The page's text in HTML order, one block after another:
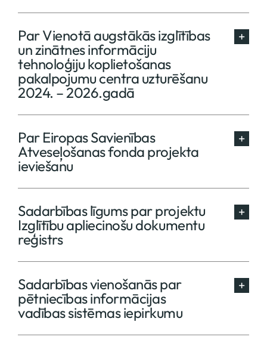
Par Vienotā augstākās izglītības
un zinātnes informāciju
tehnoloģiju koplietošanas
pakalpojumu centra uzturēšanu
2024. – 2026.gadā
Par Eiropas Savienības
Atveseļošanas fonda projekta
ieviešanu
Sadarbības līgums par projektu
Izglītību apliecinošu dokumentu
reģistrs
Sadarbības vienošanās par
pētniecības informācijas
vadības sistēmas iepirkumu